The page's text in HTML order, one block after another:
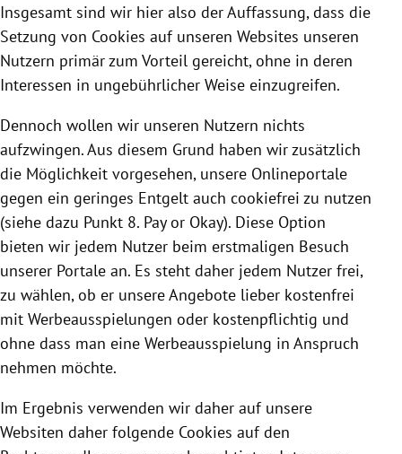
Insgesamt sind wir hier also der Auffassung, dass die
Setzung von Cookies auf unseren Websites unseren
Nutzern primär zum Vorteil gereicht, ohne in deren
Interessen in ungebührlicher Weise einzugreifen.
Dennoch wollen wir unseren Nutzern nichts
aufzwingen. Aus diesem Grund haben wir zusätzlich
die Möglichkeit vorgesehen, unsere Onlineportale
gegen ein geringes Entgelt auch cookiefrei zu nutzen
(siehe dazu Punkt 8. Pay or Okay). Diese Option
bieten wir jedem Nutzer beim erstmaligen Besuch
unserer Portale an. Es steht daher jedem Nutzer frei,
zu wählen, ob er unsere Angebote lieber kostenfrei
mit Werbeausspielungen oder kostenpflichtig und
ohne dass man eine Werbeausspielung in Anspruch
nehmen möchte.
Im Ergebnis verwenden wir daher auf unsere
Websiten daher folgende Cookies auf den